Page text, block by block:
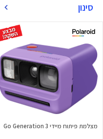
סינון
מצלמת פיתוח מיידי Go Generation 3